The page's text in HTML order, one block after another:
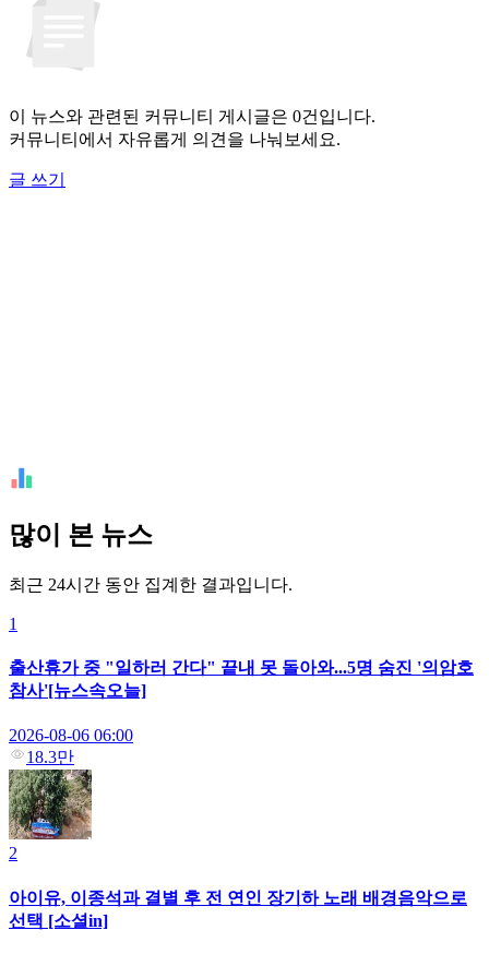
이 뉴스와 관련된 커뮤니티 게시글은 0건입니다.
커뮤니티에서 자유롭게 의견을 나눠보세요.
글 쓰기
많이 본 뉴스
최근 24시간 동안 집계한 결과입니다.
1
출산휴가 중 "일하러 간다" 끝내 못 돌아와...5명 숨진 '의암호
참사'[뉴스속오늘]
2026-08-06 06:00
18.3만
2
아이유, 이종석과 결별 후 전 연인 장기하 노래 배경음악으로
선택 [소셜in]